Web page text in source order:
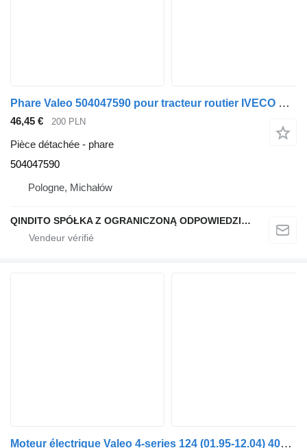
Phare Valeo 504047590 pour tracteur routier IVECO STRALIS EUROCARGO
46,45 € 200 PLN
Pièce détachée - phare
504047590
Pologne, Michałów
QINDITO SPÓŁKA Z OGRANICZONĄ ODPOWIEDZIALNOŚCIĄ
Moteur électrique Valeo 4-series 124 (01.95-12.04) 404.222 44249193 pour tracteur routier Scania 4-series (1995-2006)